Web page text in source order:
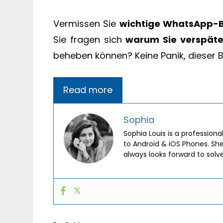
Vermissen Sie wichtige WhatsApp-
Sie fragen sich warum Sie
beheben können? Keine Panik,
Read more
Sophia
Sophia Louis is a
to Android & iOS Phones.
always looks forward to